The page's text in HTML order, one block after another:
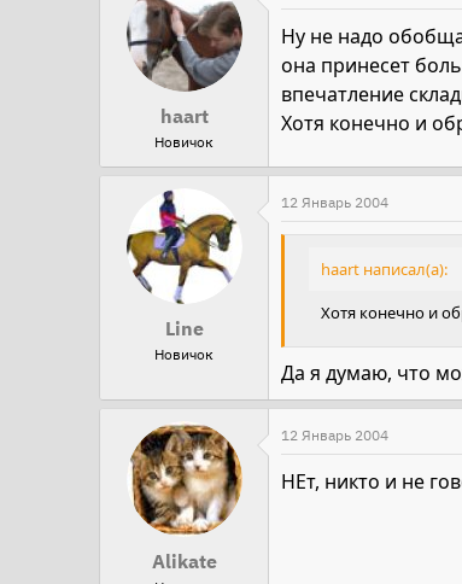
а
ч
а
л
а
haart
Новичок
Ну не надо
она принесет
впечатление
Хотя конечно и
Line
Новичок
12 Январь 2004
haart написал(а):
Хотя конечно и
Да я думаю, что
Alikate
12 Январь 2004
НЕт, никто и не